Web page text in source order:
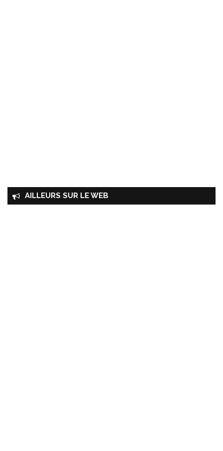
AILLEURS SUR LE WEB